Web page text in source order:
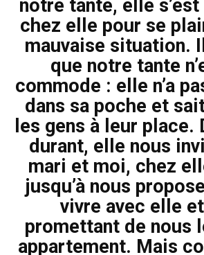
notre tante, elle
chez elle pour se
mauvaise situation.
que notre tante
commode : elle n’a
dans sa poche et
les gens à leur place.
durant, elle nous
mari et moi, chez
jusqu’à nous
vivre avec elle
promettant de nous
appartement. Mais